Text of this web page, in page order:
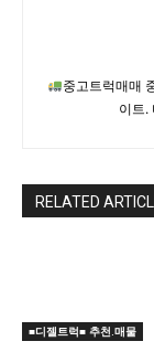
중고트럭매매
이트.
RELATED
■디젤트럭■ 추천.매물